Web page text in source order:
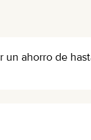
un ahorro de